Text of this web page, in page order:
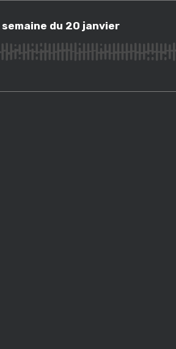
20 janvier du 20 janvier